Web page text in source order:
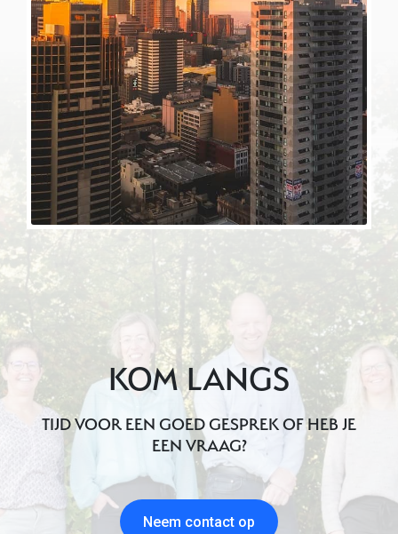
KOM LANGS
TIJD VOOR EEN GOED GESPREK OF HEB JE
EEN VRAAG?
Neem contact op